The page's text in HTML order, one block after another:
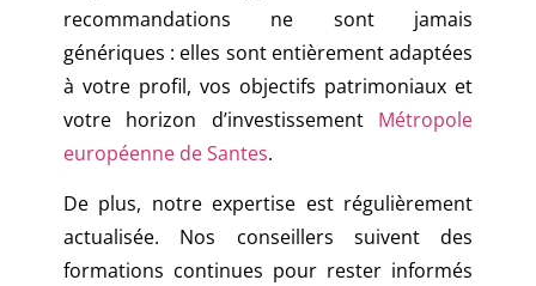
recommandations ne sont jamais
génériques : elles sont entièrement adaptées
à votre profil, vos objectifs patrimoniaux et
votre horizon d’investissement Métropole
européenne de Santes.
De plus, notre expertise est régulièrement
actualisée. Nos conseillers suivent des
formations continues pour rester informés